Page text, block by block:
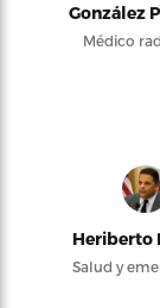
González
Médico
Heriberto
Salud y